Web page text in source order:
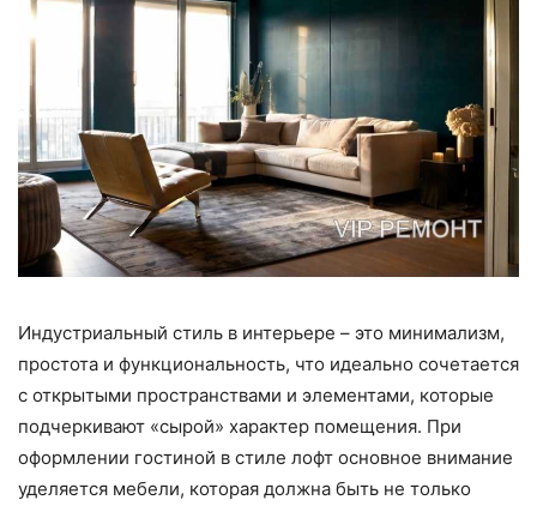
Индустриальный стиль в интерьере – это минимализм,
простота и функциональность, что идеально сочетается
с открытыми пространствами и элементами, которые
подчеркивают «сырой» характер помещения. При
оформлении гостиной в стиле лофт основное внимание
уделяется мебели, которая должна быть не только